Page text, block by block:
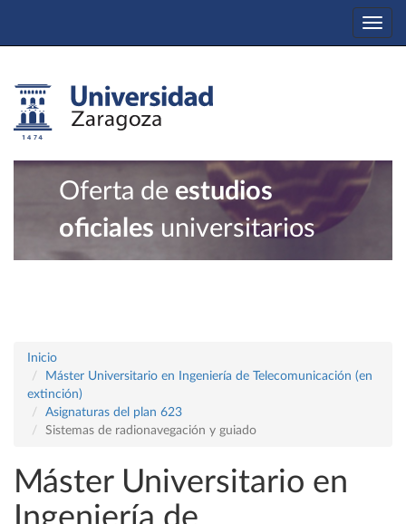
Oferta de estudios
oficiales universitarios
Inicio
Máster Universitario en Ingeniería de Telecomunicación (en
extinción)
Asignaturas del plan 623
Sistemas de radionavegación y guiado
Máster Universitario en